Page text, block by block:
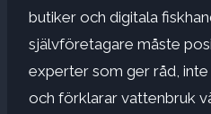
butiker och digitala
självföretagare måste
experter som ger råd,
och förklarar vattenbruk